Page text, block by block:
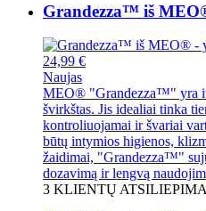
Grandezza™ iš
24,99 €
Naujas
MEO® "Grandezza™" yra
švirkštas. Jis idealiai tinka
kontroliuojamai ir švariai
būtų intymios higienos,
žaidimai, "Grandezza™"
dozavimą ir lengvą
3 KLIENTŲ